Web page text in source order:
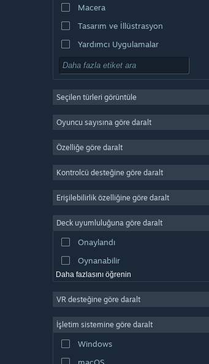
Macera
Tasarım ve İllüstrasyon
Yardımcı Uygulamalar
Oynaması Ücretsiz
Devasa Çok Oyunculu
Basit Eğlence
Simülasyon
Video Prodüksiyonu
Fotoğraf Düzenleme
Seçilen türleri görüntüle
Oyuncu sayısına göre daralt
Özelliğe göre daralt
Kontrolcü desteğine göre daralt
Erişilebilirlik özelliğine göre daralt
Deck uyumluluğuna göre daralt
Onaylandı
Oynanabilir
Daha fazlasını öğrenin
VR desteğine göre daralt
İşletim sistemine göre daralt
Windows